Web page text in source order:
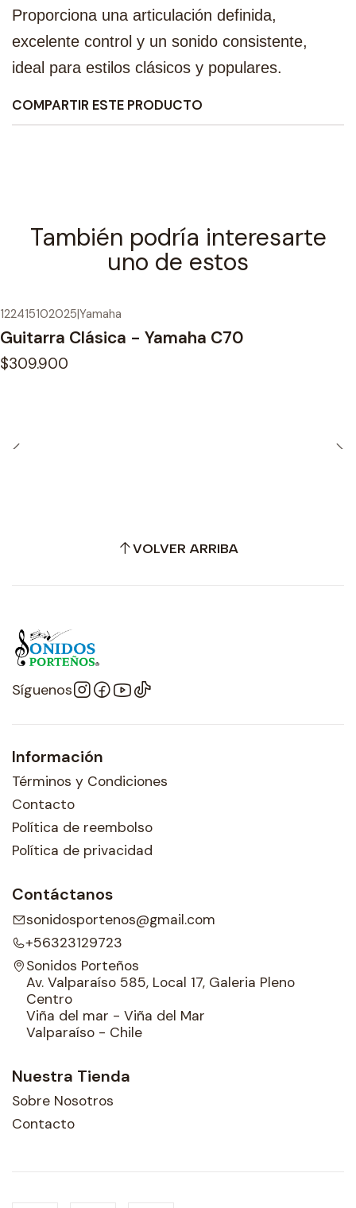
Proporciona una articulación definida,
excelente control y un sonido consistente,
ideal para estilos clásicos y populares.
COMPARTIR ESTE PRODUCTO
También podría interesarte
uno de estos
122415102025|Yamaha
Guitarra Clásica - Yamaha C70
$309.900
VOLVER ARRIBA
Síguenos
Información
Términos y Condiciones
Contacto
Política de reembolso
Política de privacidad
Contáctanos
sonidosportenos@gmail.com
+56323129723
Sonidos Porteños
Av. Valparaíso 585, Local 17, Galeria Pleno
Centro
Viña del mar - Viña del Mar
Valparaíso - Chile
Nuestra Tienda
Sobre Nosotros
Contacto